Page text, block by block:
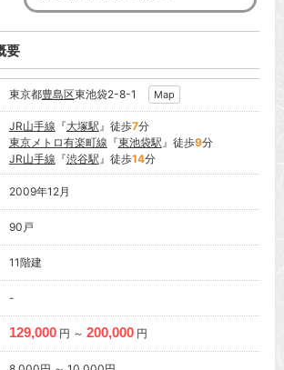
要
東京都豊島区東池袋2-8-1 Map
JR山手線 『大塚駅』徒歩7分
東京メトロ有楽町線 『東池袋駅』徒歩9分
JR山手線 『渋谷駅』徒歩14分
2009年12月
90戸
11階建
-
129,000 円 ～ 200,000 円